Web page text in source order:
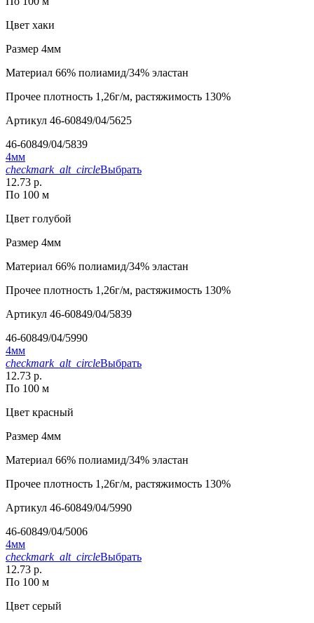
Цвет хаки
Размер 4мм
Материал 66% полиамид/34% эластан
Прочее плотность 1,26г/м, растяжимость 130%
Артикул 46-60849/04/5625
46-60849/04/5839
4мм
checkmark_alt_circleВыбрать
12.73 р.
По 100 м
Цвет голубой
Размер 4мм
Материал 66% полиамид/34% эластан
Прочее плотность 1,26г/м, растяжимость 130%
Артикул 46-60849/04/5839
46-60849/04/5990
4мм
checkmark_alt_circleВыбрать
12.73 р.
По 100 м
Цвет красный
Размер 4мм
Материал 66% полиамид/34% эластан
Прочее плотность 1,26г/м, растяжимость 130%
Артикул 46-60849/04/5990
46-60849/04/5006
4мм
checkmark_alt_circleВыбрать
12.73 р.
По 100 м
Цвет серый